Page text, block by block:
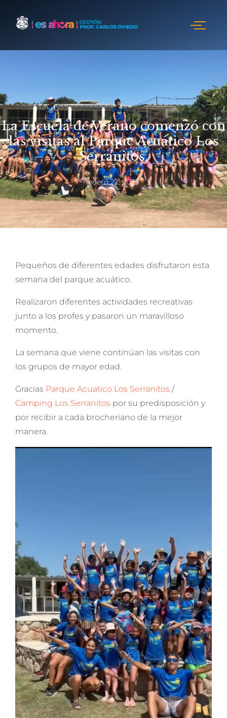
La Escuela de Verano comenzó con
las visitas al Parque Acuático Los
Serranitos.
enero 22, 2025
Pequeños de diferentes edades disfrutaron esta
semana del parque acuático.
Realizaron diferentes actividades recreativas
junto a los profes y pasaron un maravilloso
momento.
La semana que viene continúan las visitas con
los grupos de mayor edad.
Gracias Parque Acuatico Los Serranitos /
Camping Los Serranitos por su predisposición y
por recibir a cada brocheriano de la mejor
manera.